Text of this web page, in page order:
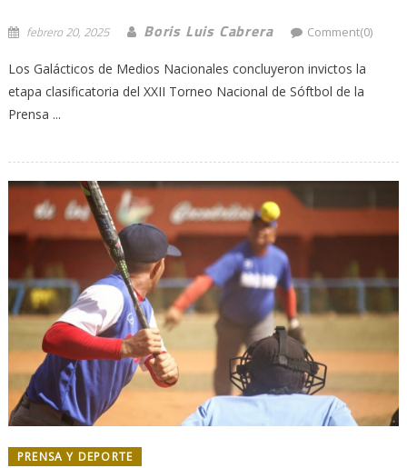
febrero 20, 2025 Boris Luis Cabrera Comment(0)
Los Galácticos de Medios Nacionales concluyeron invictos la
etapa clasificatoria del XXII Torneo Nacional de Sóftbol de la
Prensa ...
PRENSA Y DEPORTE